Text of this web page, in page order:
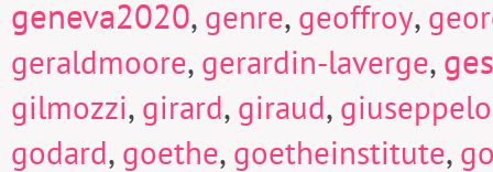
geneva2020, genre, geoffroy,
geraldmoore, gerardin-laverge,
gilmozzi, girard, giraud,
godard, goethe, goetheinstitute,